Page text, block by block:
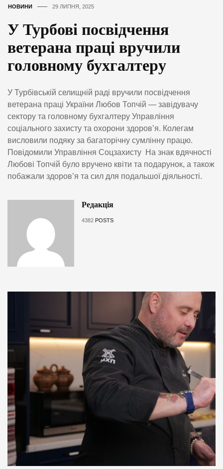
НОВИНИ 29 ЛИПНЯ, 2025
У Турбові посвідчення
ветерана праці вручили
головному бухгалтеру
У Турбівській селищній раді вручили посвідчення
ветерана праці України Любов Топчій — завідувачу
сектору та головному бухгалтеру Управління
соціального захисту та охорони здоров’я. Колегам
висловили подяку за багаторічну сумлінну працю.
Повідомили Управління Соцзахисту На знак вдячності
Любові Топчій було вручено квіти та подарунок, а також
побажали здоров’я та сил для подальшої діяльності.
Редакція
4382 POSTS